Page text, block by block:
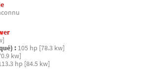
: 105 hp [78.3 kw]
kw]
hp [84.5 kw]